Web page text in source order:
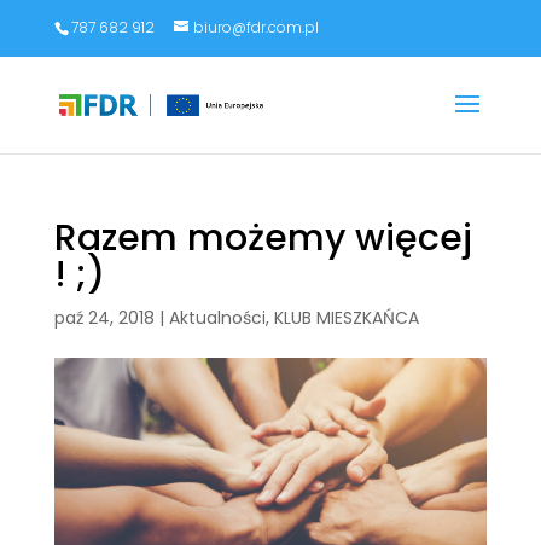
787 682 912 biuro@fdr.com.pl
Razem możemy więcej
! ;)
paź 24, 2018 | Aktualności, KLUB MIESZKAŃCA